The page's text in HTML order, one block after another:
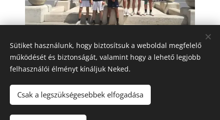
© BALASSAGYARMATI SPORT CLUB 2660 Balassagyarmat, Vizy
Zs. út 14.
Az oldalt aWebnodeműködteti
Sütiket használunk, hogy biztosítsuk a weboldal megfelelő
működését és biztonságát, valamint hogy a lehető legjobb
felhasználói élményt kínáljuk Neked.
Csak a legszükségesebbek elfogadása